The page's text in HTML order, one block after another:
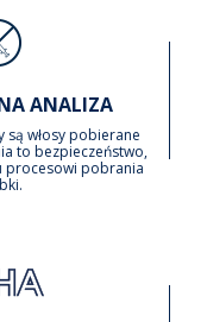
ANALIZA
są włosy pobierane
to bezpieczeństwo,
procesowi pobrania